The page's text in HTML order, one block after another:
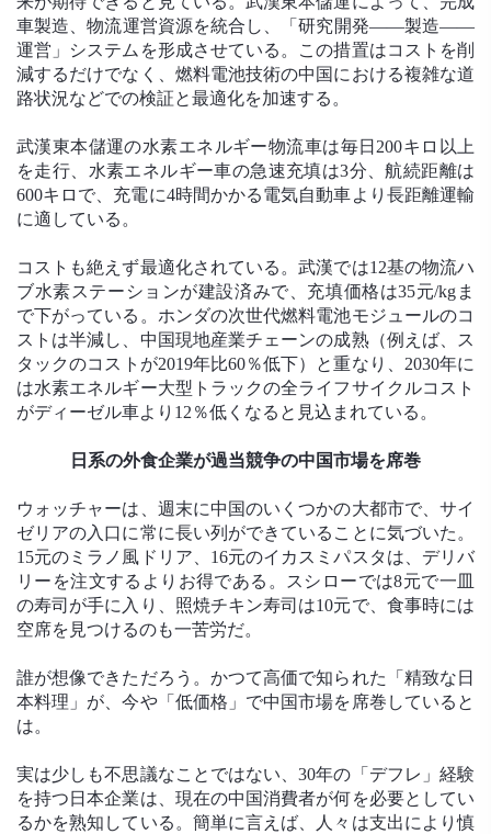
車製造、物流運営資源を統合し、「研究開発――製造――
運営」システムを形成させている。この措置はコストを削
減するだけでなく、燃料電池技術の中国における複雑な道
路状況などでの検証と最適化を加速する。
武漢東本儲運の水素エネルギー物流車は毎日200キロ以上
を走行、水素エネルギー車の急速充填は3分、航続距離は
600キロで、充電に4時間かかる電気自動車より長距離運輸
に適している。
コストも絶えず最適化されている。武漢では12基の物流ハ
ブ水素ステーションが建設済みで、充填価格は35元/kgま
で下がっている。ホンダの次世代燃料電池モジュールのコ
ストは半減し、中国現地産業チェーンの成熟（例えば、ス
タックのコストが2019年比60％低下）と重なり、2030年に
は水素エネルギー大型トラックの全ライフサイクルコスト
がディーゼル車より12％低くなると見込まれている。
日系の外食企業が過当競争の中国市場を席巻
ウォッチャーは、週末に中国のいくつかの大都市で、サイ
ゼリアの入口に常に長い列ができていることに気づいた。
15元のミラノ風ドリア、16元のイカスミパスタは、デリバ
リーを注文するよりお得である。スシローでは8元で一皿
の寿司が手に入り、照焼チキン寿司は10元で、食事時には
空席を見つけるのも一苦労だ。
誰が想像できただろう。かつて高価で知られた「精致な日
本料理」が、今や「低価格」で中国市場を席巻していると
は。
実は少しも不思議なことではない、30年の「デフレ」経験
を持つ日本企業は、現在の中国消費者が何を必要としてい
るかを熟知している。簡単に言えば、人々は支出により慎